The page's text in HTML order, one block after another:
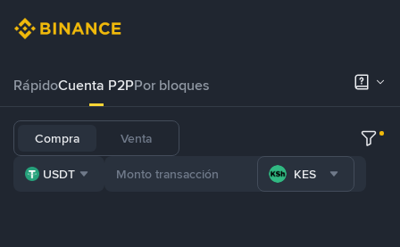
RápidoCuenta P2PPor bloques
Compra Venta
USDT KES